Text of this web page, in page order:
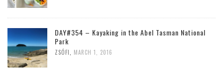
DAY#354 – Kayaking in the Abel Tasman National
Park
ZSÓFI, MARCH 1, 2016